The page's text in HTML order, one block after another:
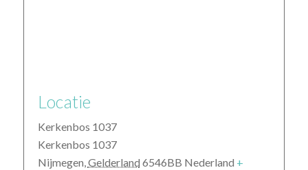
Locatie
Kerkenbos 1037
Kerkenbos 1037
Nijmegen,Gelderland 6546BB Nederland +